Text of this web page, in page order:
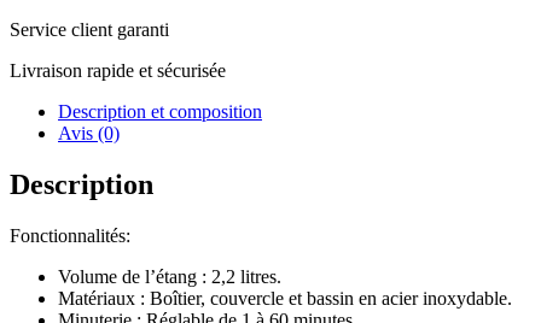
H22
Service client garanti
Livraison rapide et sécurisée
Description et composition
Avis (0)
Description
Fonctionnalités:
Volume de l’étang : 2,2 litres.
Matériaux : Boîtier, couvercle et bassin en acier inoxydable.